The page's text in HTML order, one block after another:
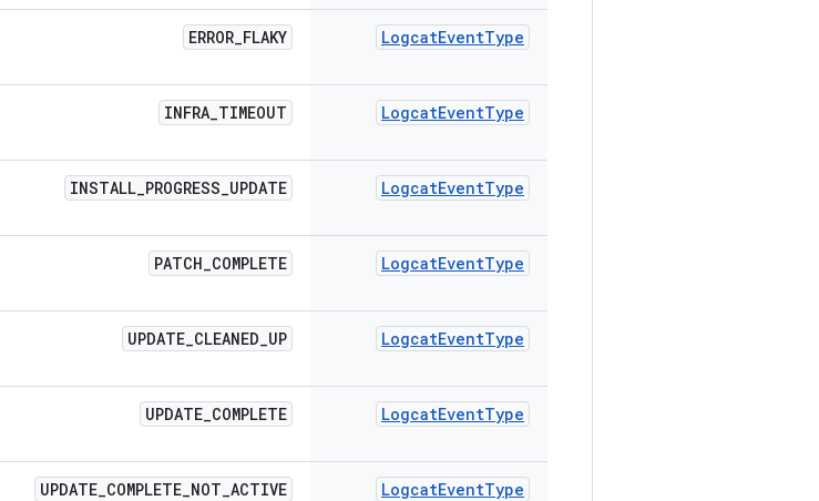
LogcatEventType
ERROR_FLAKY
LogcatEventType
INFRA_TIMEOUT
LogcatEventType
INSTALL_PROGRESS_UPDATE
LogcatEventType
PATCH_COMPLETE
LogcatEventType
UPDATE_CLEANED_UP
LogcatEventType
UPDATE_COMPLETE
LogcatEventType
UPDATE_COMPLETE_NOT_ACTIVE